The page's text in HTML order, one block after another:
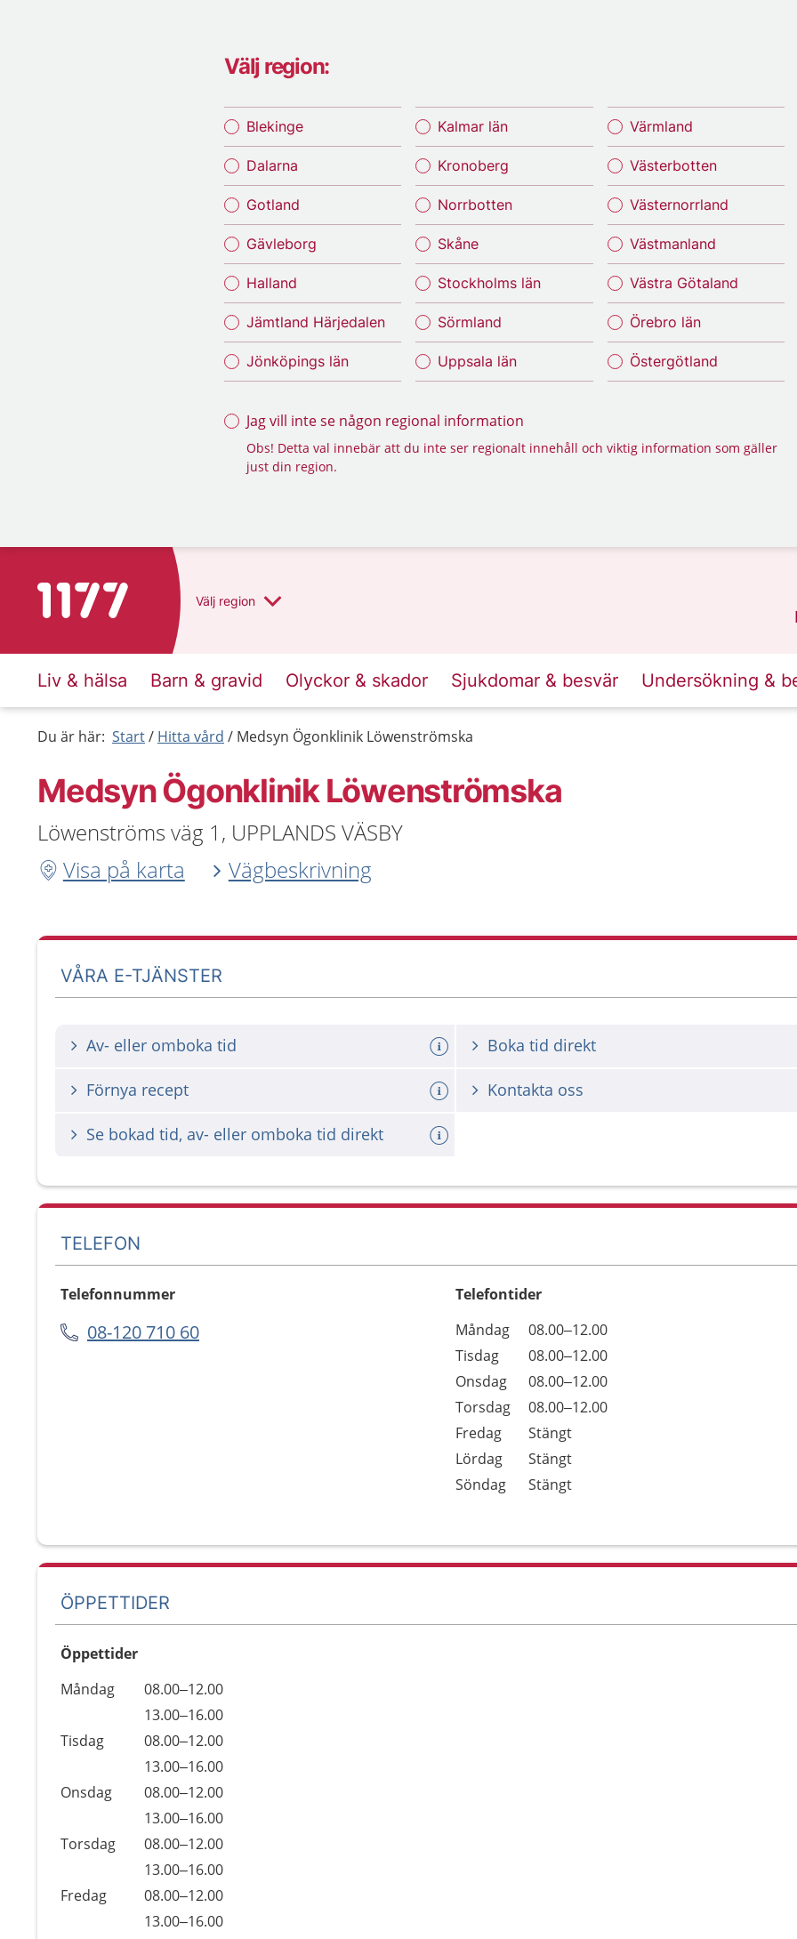
Välj region:
Blekinge
Dalarna
Gotland
Gävleborg
Halland
Jämtland Härjedalen
Jönköpings län
Kalmar län
Kronoberg
Norrbotten
Skåne
Stockholms län
Sörmland
Uppsala län
Värmland
Västerbotten
Västernorrland
Västmanland
Västra Götaland
Örebro län
Östergötland
Jag vill inte se någon regional information
Obs! Detta val innebär att du inte ser regionalt innehåll och viktig information som gäller
just din region.
Till startsidan för 1177 Välj region
Liv & hälsa Barn & gravid Olyckor & skador Sjukdomar & besvär Undersökning &
Du är här: Start Hitta vård Medsyn Ögonklinik Löwenströmska
Medsyn Ögonklinik Löwenströmska
Löwenströms väg 1, UPPLANDS VÄSBY
Visa på karta
Vägbeskrivning
VÅRA E-TJÄNSTER
Av- eller omboka tid Boka tid direkt
Förnya recept Kontakta oss
Se bokad tid, av- eller omboka tid direkt
TELEFON
Telefonnummer
08-120 710 60
Telefontider
Dag
Öppettider
Kommentarer
Måndag
08.00–12.00
Tisdag
08.00–12.00
Onsdag
08.00–12.00
Torsdag
08.00–12.00
Fredag
Stängt
Lördag
Stängt
Söndag
Stängt
ÖPPETTIDER
Öppettider
Dag
Öppettider
Kommentarer
Måndag
08.00–12.00
13.00–16.00
Tisdag
08.00–12.00
13.00–16.00
Onsdag
08.00–12.00
13.00–16.00
Torsdag
08.00–12.00
13.00–16.00
Fredag
08.00–12.00
13.00–16.00